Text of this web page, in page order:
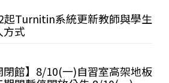
起Turnitin系統更新教師與學生
方式
閉館】8/10(一)自習室高架地板